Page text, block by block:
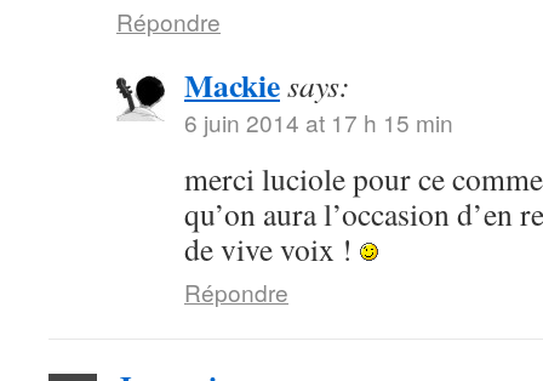
Répondre
Mackiesays:
6 juin 2014 at 17 h 15 min
merci luciole pour ce
qu’on aura l’occasion d’en
de vive voix !
Répondre